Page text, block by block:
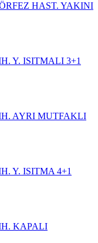
HAST. YAKINI
Y. ISITMALI 3+1
AYRI MUTFAKLI
Y. ISITMA 4+1
KAPALI